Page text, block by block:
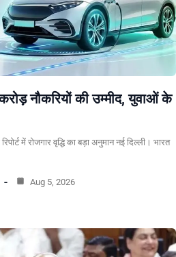
नौकरियों की उम्मीद, युवाओं के
में रोजगार वृद्धि का बड़ा अनुमान नई दिल्ली। भारत
Aug 5, 2026